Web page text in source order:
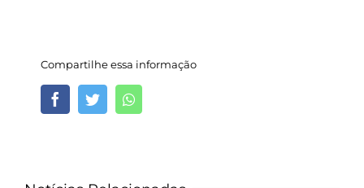
Compartilhe essa informação
FacebookTwitterWhatsapp